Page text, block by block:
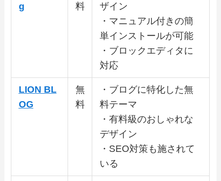
g
料
ザイン
・マニュアル付きの簡
単インストールが可能
・ブロックエディタに
対応
LION BL
OG
無
料
・ブログに特化した無
料テーマ
・有料級のおしゃれな
デザイン
・SEO対策も施されて
いる